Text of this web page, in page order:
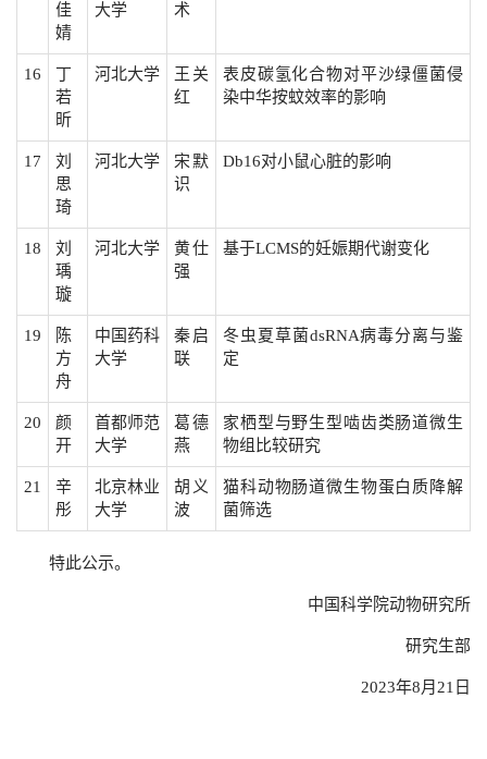
佳
婧
大学
术
16
丁
若
昕
河北大学
王关
红
表皮碳氢化合物对平沙绿僵菌侵
染中华按蚊效率的影响
17
刘
思
琦
河北大学
宋默
识
Db16对小鼠心脏的影响
18
刘
瑀
璇
河北大学
黄仕
强
基于LCMS的妊娠期代谢变化
19
陈
方
舟
中国药科
大学
秦启
联
冬虫夏草菌dsRNA病毒分离与鉴
定
20
颜
开
首都师范
大学
葛德
燕
家栖型与野生型啮齿类肠道微生
物组比较研究
21
辛
彤
北京林业
大学
胡义
波
猫科动物肠道微生物蛋白质降解
菌筛选
特此公示。
中国科学院动物研究所
研究生部
2023年8月21日